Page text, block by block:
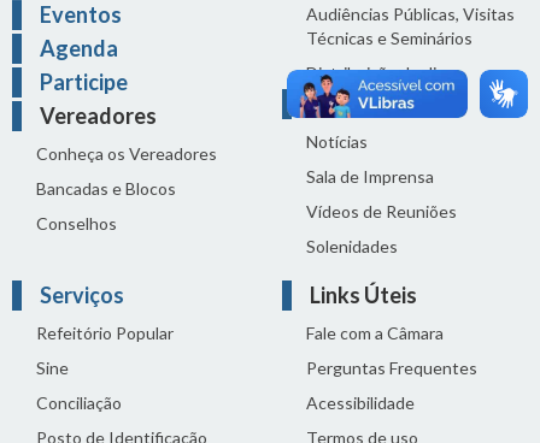
Eventos
Agenda
Participe
Vereadores
Conheça os Vereadores
Bancadas e Blocos
Conselhos
Audiências Públicas, Visitas
Técnicas e Seminários
Distribuição do dia
Comunicação
Notícias
Sala de Imprensa
Vídeos de Reuniões
Solenidades
Serviços
Refeitório Popular
Sine
Conciliação
Posto de Identificação
Links Úteis
Fale com a Câmara
Perguntas Frequentes
Acessibilidade
Termos de uso